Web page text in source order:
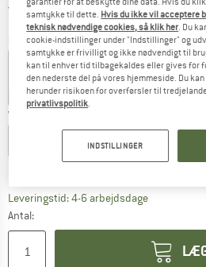
Gratis forsendelse(DK)
Farve:Tschiel / Marine
25% 25%
Vælg en størrelse:
M L
Leveringstid: 4-6 arbejdsdageLinket
Antal:
samtykke til dette. Hvis du ikke vil acceptere
teknisk nødvendige cookies, så klik her. Du
cookie-indstillinger under "Indstillinger" og
samtykke er frivilligt og ikke nødvendigt til
kan til enhver tid tilbagekaldes eller gives for
den nederste del på vores hjemmeside. Du
herunder risikoen for overførsler til
privatlivspolitik.
INDSTILLINGER